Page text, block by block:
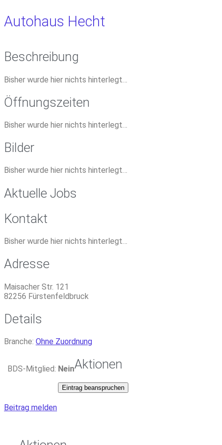
Autohaus Hecht
Beschreibung
Bisher wurde hier nichts hinterlegt…
Öffnungszeiten
Bisher wurde hier nichts hinterlegt…
Bilder
Bisher wurde hier nichts hinterlegt…
Aktuelle Jobs
Kontakt
Bisher wurde hier nichts hinterlegt…
Adresse
Maisacher Str. 121
82256 Fürstenfeldbruck
Details
Branche: Ohne Zuordnung
BDS-Mitglied: NeinAktionen
Eintrag beanspruchen
Beitrag melden